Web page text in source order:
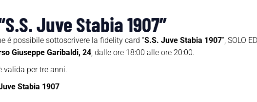
Juve Stabia 1907”
é possibile sottoscrivere la fidelity card “S.S. Juve Stabia 1907”, SOLO
Giuseppe Garibaldi, 24, dalle ore 18:00 alle ore 20:00.
valida per tre anni.
Stabia 1907